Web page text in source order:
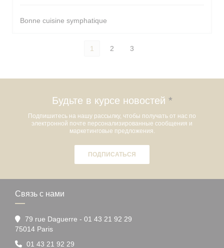
Bonne cuisine symphatique
1 2 3
Будьте в курсе новостей *
Подпишитесь на нашу рассылку, чтобы получать от нас по
электронной почте персонализированные сообщения и
маркетинговые предложения.
ПОДПИСАТЬСЯ
Связь с нами
79 rue Daguerre - 01 43 21 92 29
75014 Paris((открывается в новом окне))
01 43 21 92 29